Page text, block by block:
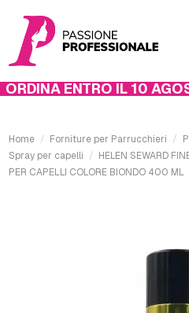
ENTRO IL 10
Home Forniture per Parrucchieri
Spray per capelli
HELEN SEWARD
PER CAPELLI COLORE BIONDO 400 ML